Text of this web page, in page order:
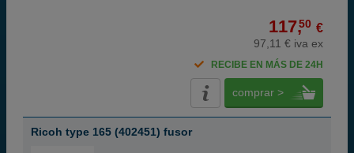
117,50 €
97,11 € iva ex
RECIBE EN MÁS DE 24H
comprar >
Ricoh type 165 (402451) fusor